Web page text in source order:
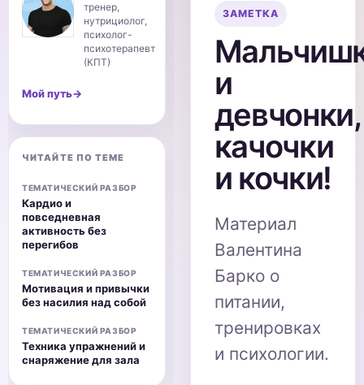
ЗАМЕТКА
и
девчонки,
качочки
и кочки!
Материал
Валентина
Барко о
питании,
тренировках
и психологии.
тренер,
нутрициолог,
психолог-
психотерапевт
(КПТ)
Мой путь→
ЧИТАЙТЕ ПО ТЕМЕ
ТЕМАТИЧЕСКИЙ РАЗБОР
Кардио и
повседневная
активность без
перегибов
ТЕМАТИЧЕСКИЙ РАЗБОР
Мотивация и привычки
без насилия над собой
ТЕМАТИЧЕСКИЙ РАЗБОР
Техника упражнений и
снаряжение для зала